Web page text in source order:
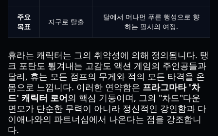
주요
목표
지구로 탈출
달에서 머나먼 푸른 행성으로 향
하는 필사의 여정.
휴라는 캐릭터는 그의 취약성에 의해 정의됩니다. 탱
크 포탄도 튕겨내는 고감도 액션 게임의 주인공들과
달리, 휴는 모든 점프의 무게와 적의 모든 타격을 온
몸으로 느낍니다. 이러한 연약함은 프라그마타 '차
드' 캐릭터 로어의 핵심 기둥이며, 그의 "차드"다운
면모가 단순한 무력이 아니라 정신적인 강인함과 다
이애나와의 파트너십에서 나온다는 점을 강조합니
다.